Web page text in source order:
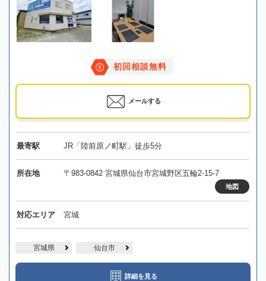
初回相談無料
メールする
最寄駅 JR「陸前原ノ町駅」徒歩5分
所在地 〒983-0842 宮城県仙台市宮城野区五輪2-15-7
地図
対応エリア 宮城
宮城県 仙台市
詳細を見る